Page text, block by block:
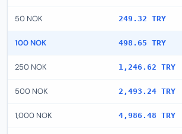
50 NOK 249.32 TRY
100 NOK 498.65 TRY
250 NOK 1,246.62 TRY
500 NOK 2,493.24 TRY
1,000 NOK 4,986.48 TRY